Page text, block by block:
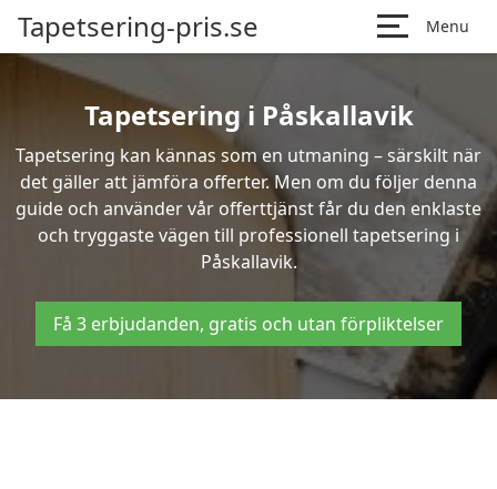
Tapetsering-pris.se Menu
Tapetsering i Påskallavik
Tapetsering kan kännas som en utmaning – särskilt när
det gäller att jämföra offerter. Men om du följer denna
guide och använder vår offerttjänst får du den enklaste
och tryggaste vägen till professionell tapetsering i
Påskallavik.
Få 3 erbjudanden, gratis och utan förpliktelser